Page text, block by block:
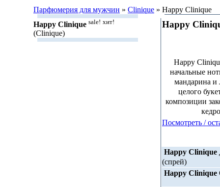
Парфюмерия для мужчин » Clinique » Happy Clinique
Happy Clinique sale! хит!
(Clinique)
Happy
Happy
начальные
мандарина и
целого
композиции
Посмотреть /
Happy Clinique
(спрей)
Happy Clinique